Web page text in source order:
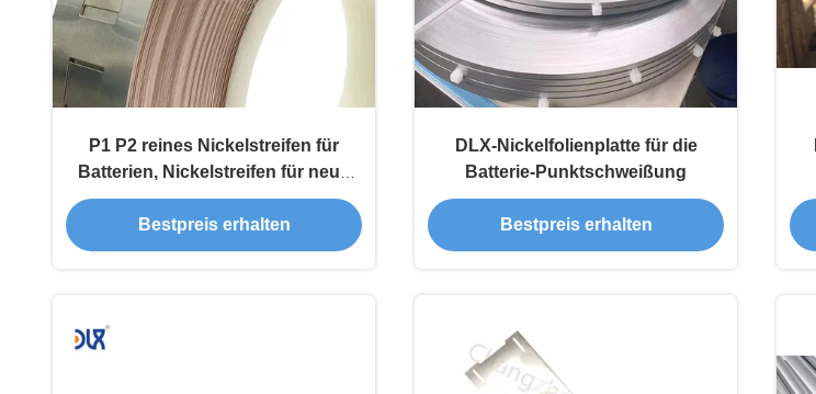
P1 P2 reines Nickelstreifen für
Batterien, Nickelstreifen für neue
Energiebatterien
Bestpreis erhalten
DLX-Nickelfolienplatte für die
Batterie-Punktschweißung
Bestpreis erhalten